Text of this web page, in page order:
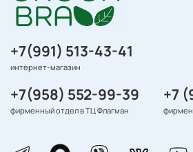
+7(991) 513-43-41
интернет-магазин
+7(958) 552-99-39
фирменный отдел в ТЦ Флагман
+7